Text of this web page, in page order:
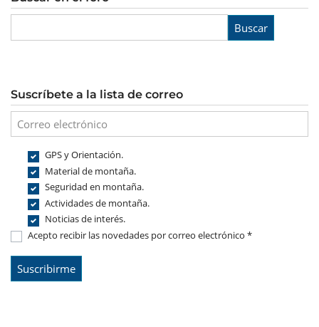
Buscar
Suscríbete a la lista de correo
GPS y Orientación.
Material de montaña.
Seguridad en montaña.
Actividades de montaña.
Noticias de interés.
Acepto recibir las novedades por correo electrónico *